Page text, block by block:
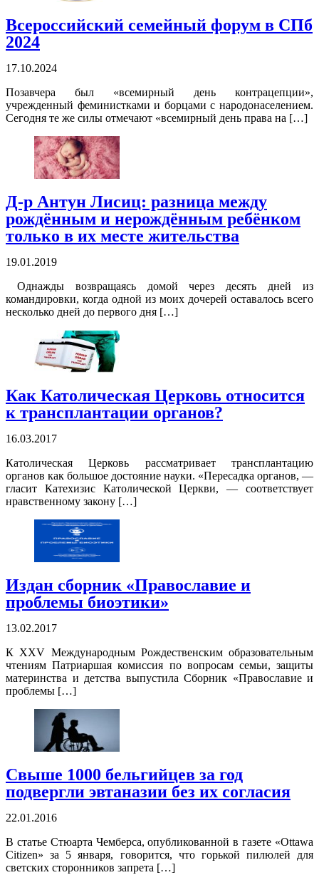
Всероссийский семейный форум в СПб
2024
17.10.2024
Позавчера был «всемирный день контрацепции»,
учрежденный феминистками и борцами с народонаселением.
Сегодня те же силы отмечают «всемирный день права на […]
Д-р Антун Лисиц: разница между
рождённым и нерождённым ребёнком
только в их месте жительства
19.01.2019
Однажды возвращаясь домой через десять дней из
командировки, когда одной из моих дочерей оставалось всего
несколько дней до первого дня […]
Как Католическая Церковь относится
к трансплантации органов?
16.03.2017
Католическая Церковь рассматривает трансплантацию
органов как большое достояние науки. «Пересадка органов, —
гласит Катехизис Католической Церкви, — соответствует
нравственному закону […]
Издан сборник «Православие и
проблемы биоэтики»
13.02.2017
К XXV Международным Рождественским образовательным
чтениям Патриаршая комиссия по вопросам семьи, защиты
материнства и детства выпустила Сборник «Православие и
проблемы […]
Свыше 1000 бельгийцев за год
подвергли эвтаназии без их согласия
22.01.2016
В статье Стюарта Чемберса, опубликованной в газете «Ottawa
Citizen» за 5 января, говорится, что горькой пилюлей для
светских сторонников запрета […]